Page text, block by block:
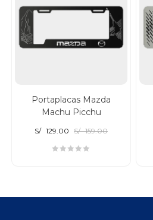
Portaplacas Mazda
Machu Picchu
S/ 159.00
S/ 129.00